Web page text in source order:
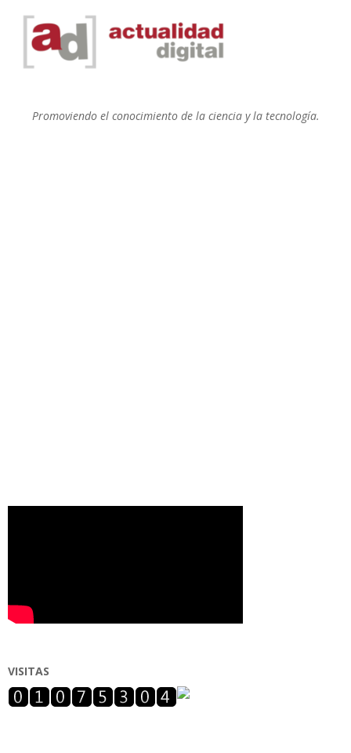
Promoviendo el conocimiento de la ciencia y la tecnología.
VISITAS